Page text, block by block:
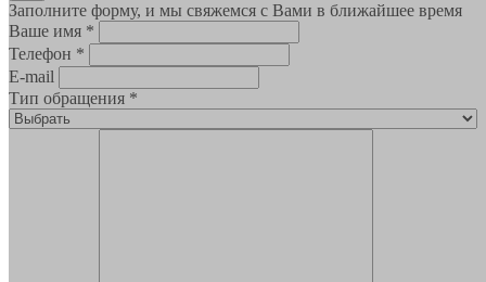
Заполните форму, и мы свяжемся с Вами в ближайшее время
Ваше имя *
Телефон *
E-mail
Тип обращения *